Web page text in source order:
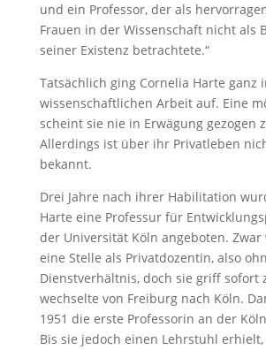
und ein Professor, der als
Frauen in der Wissenschaft nicht als
seiner Existenz betrachtete.“
Tatsächlich ging Cornelia Harte ganz
wissenschaftlichen Arbeit auf. Eine
scheint sie nie in Erwägung gezogen
Allerdings ist über ihr Privatleben
bekannt.
Drei Jahre nach ihrer Habilitation
Harte eine Professur für
der Universität Köln angeboten.
eine Stelle als Privatdozentin, also
Dienstverhältnis, doch sie griff sofort
wechselte von Freiburg nach Köln.
1951 die erste Professorin an der
Bis sie jedoch einen Lehrstuhl erhielt,